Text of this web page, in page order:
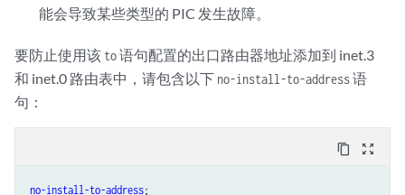
能会导致某些类型的 PIC 发生故障。
要防止使用该 to语句配置的出口路由器地址添加到 inet.3
和 inet.0 路由表中，请包含以下 no-install-to-address语
句：
content_copy zoom_out_map
no-install-to-address